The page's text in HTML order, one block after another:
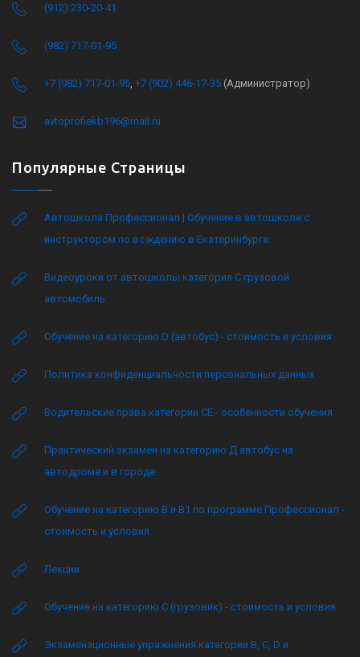
(912) 230-20-41
(982) 717-01-95
+7 (982) 717-01-95, +7 (902) 446-17-35 (Администратор)
avtoprofiekb196@mail.ru
Популярные Страницы
Автошкола Профессионал | Обучение в автошколе с
инструктором по вождению в Екатеринбурге
Видеоуроки от автошколы категория C грузовой
автомобиль
Обучение на категорию D (автобус) - стоимость и условия
Политика конфиденциальности персональных данных
Водительские права категории CE - особенности обучения
Практический экзамен на категорию Д автобус на
автодроме и в городе
Обучение на категорию B и B1 по программе Профессионал -
стоимость и условия
Лекции
Обучение на категорию C (грузовик) - стоимость и условия
Экзаменационные упражнения категории B, C, D и